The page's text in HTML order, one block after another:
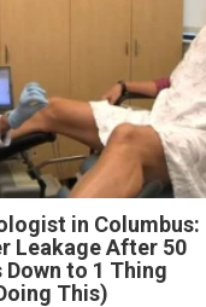
in Columbus:
Leakage After 50
Down to 1 Thing
This)